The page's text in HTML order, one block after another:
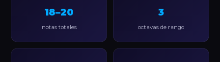
18–20
notas totales
3
octavas de rango